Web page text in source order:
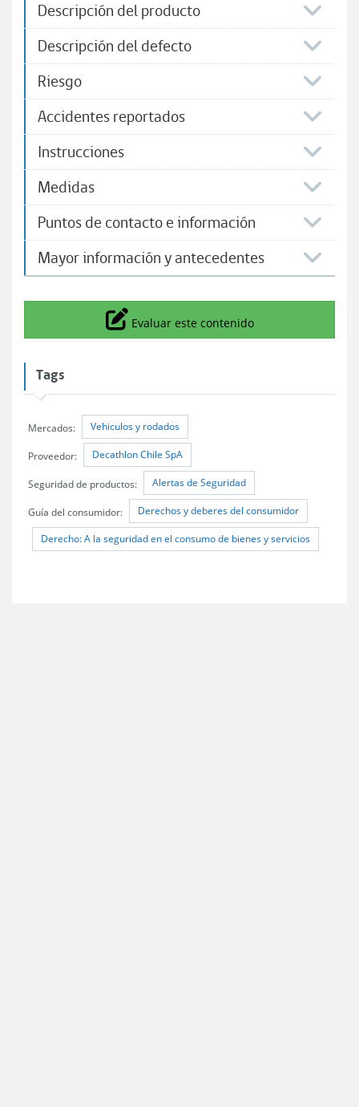
Descripción del producto
Descripción del defecto
Riesgo
Accidentes reportados
Instrucciones
Medidas
Puntos de contacto e información
Mayor información y antecedentes
Icono
Evaluar este contenido
Tags
Mercados: Vehiculos y rodados
Proveedor: Decathlon Chile SpA
Seguridad de productos: Alertas de Seguridad
Guía del consumidor: Derechos y deberes del consumidor
Derecho: A la seguridad en el consumo de bienes y servicios